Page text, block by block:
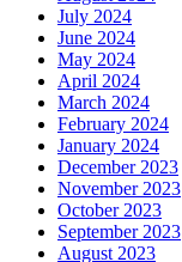
July 2024
June 2024
May 2024
April 2024
March 2024
February 2024
January 2024
December 2023
November 2023
October 2023
September 2023
August 2023